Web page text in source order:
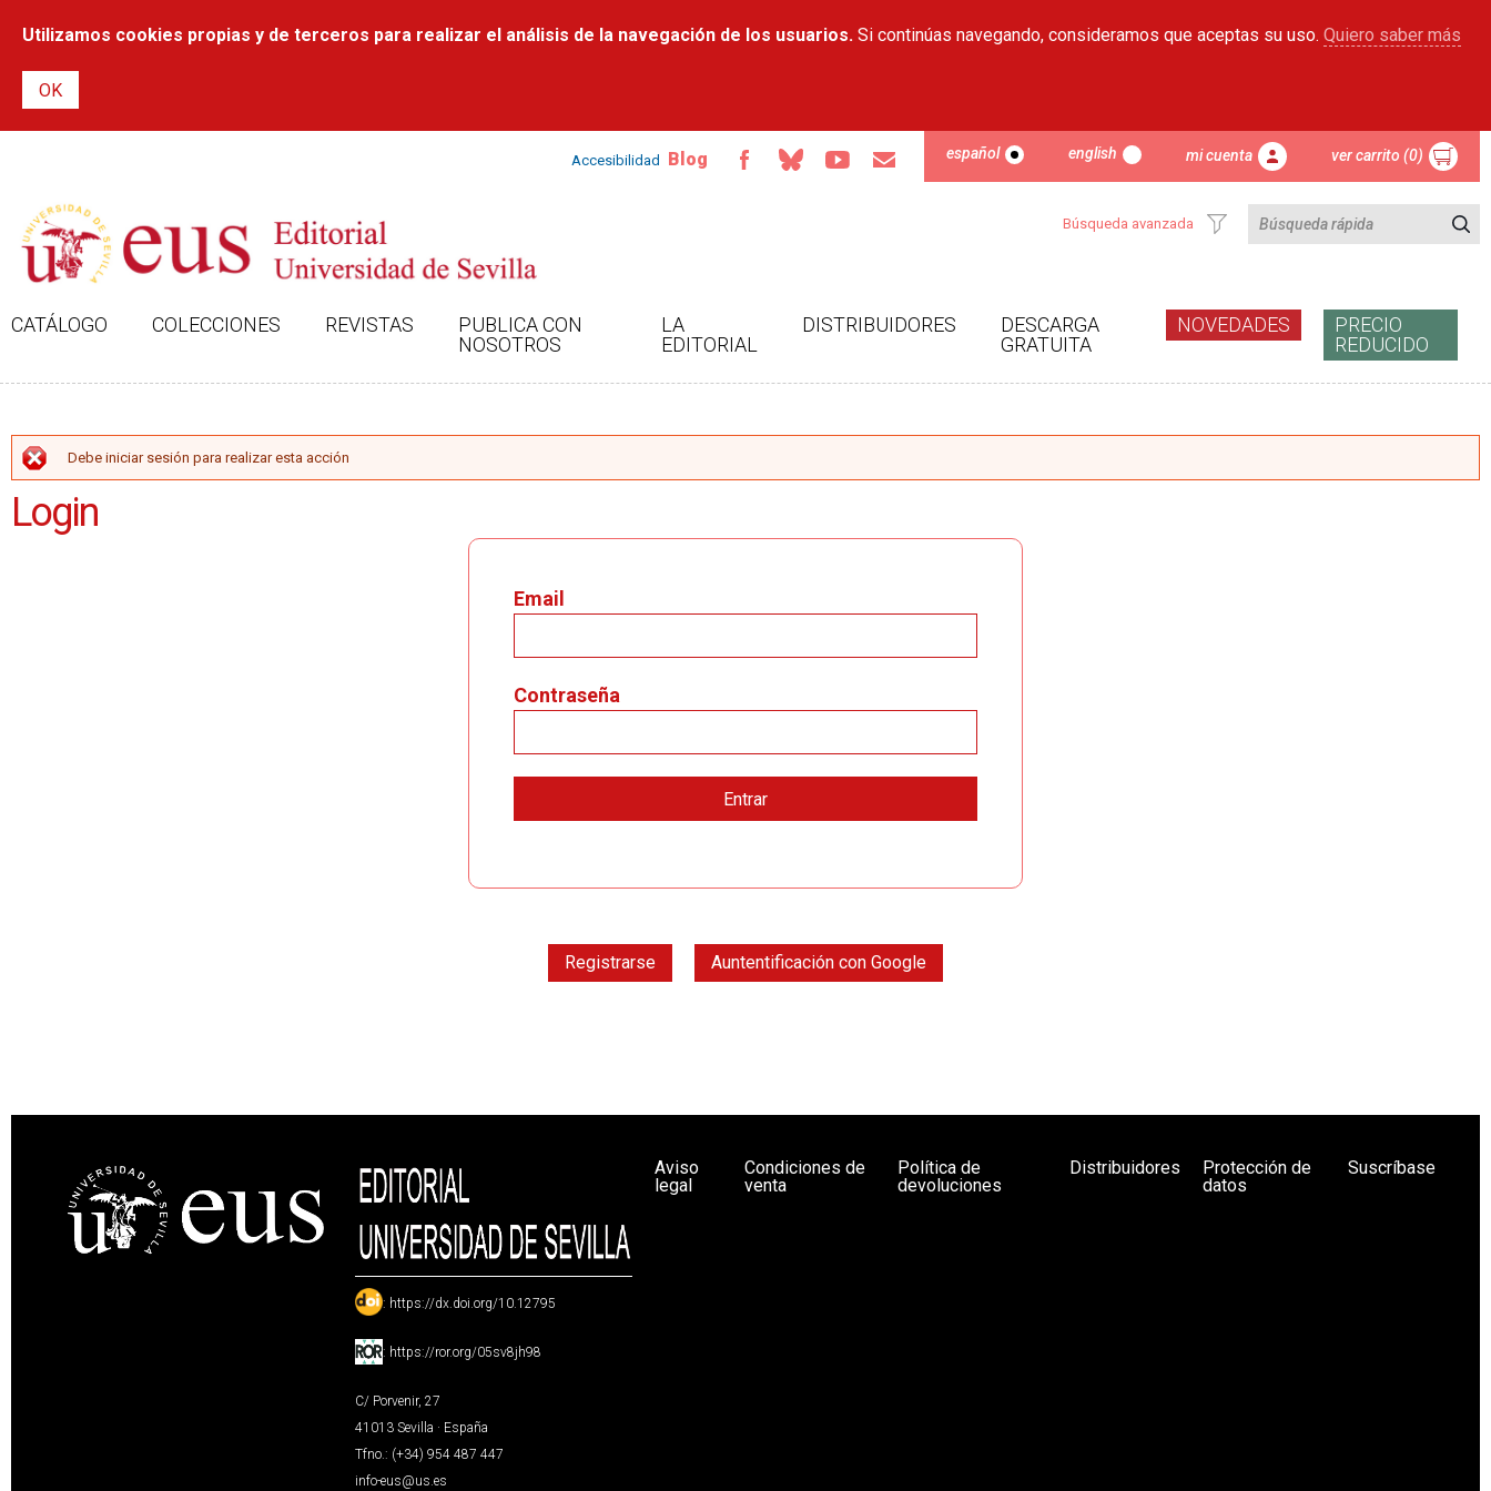
contenido
Utilizamos cookies propias y de terceros para realizar el análisis de la navegación de los usuarios. Si continúas navegando, consideramos que aceptas su uso. Quiero saber más
Accesibilidad Blog español english mi cuenta ver carrito (0)
Búsqueda avanzada
CATÁLOGO COLECCIONES REVISTAS
PUBLICA CON
NOSOTROS
LA
EDITORIAL
DISTRIBUIDORES
DESCARGA
GRATUITA
NOVEDADES
PRECIO
REDUCIDO
MENSAJE DE ERROR
Debe iniciar sesión para realizar esta acción
Login
Email
Contraseña
Registrarse Auntentificación con Google
: https://dx.doi.org/10.12795
: https://ror.org/05sv8jh98
C/ Porvenir, 27
41013 Sevilla · España
Tfno.: (+34) 954 487 447
info-eus@us.es
Aviso
legal
Condiciones de
venta
Política de
devoluciones
Distribuidores
Protección de
datos
Suscríbase